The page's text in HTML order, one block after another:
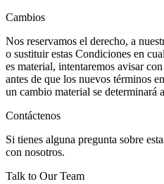
Cambios
Nos reservamos el derecho, a
o sustituir estas Condiciones en
es material, intentaremos avisar
antes de que los nuevos términos
un cambio material se determinará
Contáctenos
Si tienes alguna pregunta sobre
con nosotros.
Talk to Our Team